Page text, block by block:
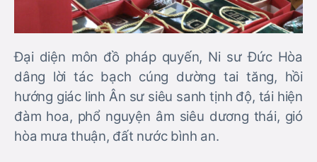
Đại diện môn đồ pháp quyến, Ni sư Đức Hòa
dâng lời tác bạch cúng dường tai tăng, hồi
hướng giác linh Ân sư siêu sanh tịnh độ, tái hiện
đàm hoa, phổ nguyện âm siêu dương thái, gió
hòa mưa thuận, đất nước bình an.